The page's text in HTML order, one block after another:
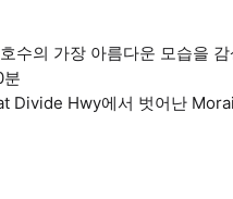
수의 가장 아름다운 모습을
Divide Hwy에서 벗어난